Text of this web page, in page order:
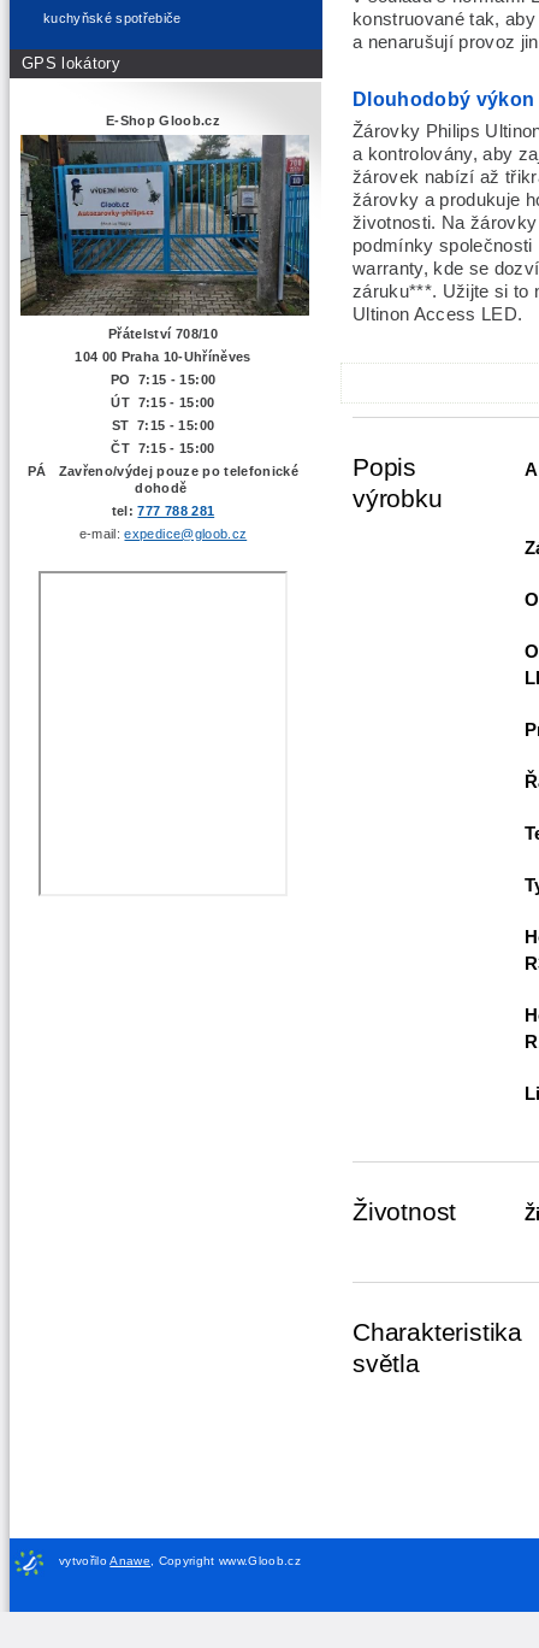
kuchyňské spotřebiče
GPS lokátory
E-Shop Gloob.cz
Přátelství 708/10
104 00 Praha 10-Uhříněves
PO 7:15 - 15:00
ÚT 7:15 - 15:00
ST 7:15 - 15:00
ČT 7:15 - 15:00
PÁ Zavřeno/výdej pouze po telefonické
dohodě
tel:777 788 281
e-mail:expedice@gloob.cz
konstruované tak,
a nenarušují provoz
Dlouhodobý výkon
Žárovky Philips
a kontrolovány, aby
žárovek nabízí až
žárovky a produkuje
životnosti. Na
podmínky
warranty, kde se
záruku***. Užijte si to
Ultinon Access LED.
Popis
výrobku
Životnost
Charakteristika
světla
vytvořiloAnawe Copyright www.Gloob.cz